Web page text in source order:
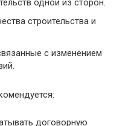
одной из сторон.
строительства и
с изменением
договорную